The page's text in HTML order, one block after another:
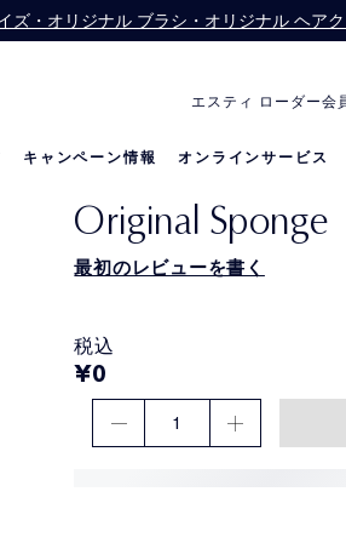
アのトラベル サイズ3点を一緒にお届け！
・オリジナル ブラシ・オリジナル ヘア
りました。
エスティ ローダー会
キャンペーン情報 オンラインサービス
限定セット
名前入りリップ
メークアップ
Original Sponge
最初のレビューを書く
税込
¥0
1